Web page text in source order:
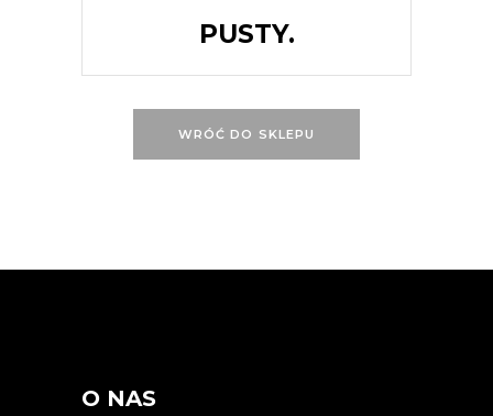
PUSTY.
WRÓĆ DO SKLEPU
O NAS